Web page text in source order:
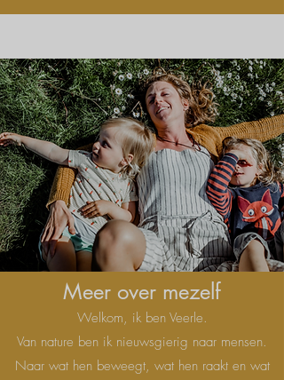
Meer over mezelf
Welkom, ik ben Veerle.
Van nature ben ik nieuwsgierig naar mensen.
Naar wat hen beweegt, wat hen raakt en wat